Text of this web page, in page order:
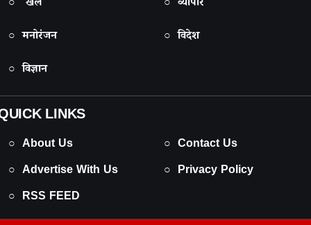
○ खेल
○ व्यापार
○ मनोरंजन
○ विदेश
○ विज्ञान
LINKS
○ About Us
○ Contact Us
○ Advertise With Us
○ Privacy Policy
○ RSS FEED